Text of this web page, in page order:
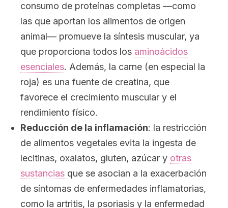
consumo de proteínas completas —como
las que aportan los alimentos de origen
animal— promueve la síntesis muscular, ya
que proporciona todos los aminoácidos
esenciales. Además, la carne (en especial la
roja) es una fuente de creatina, que
favorece el crecimiento muscular y el
rendimiento físico.
Reducción de la inflamación: la restricción
de alimentos vegetales evita la ingesta de
lecitinas, oxalatos, gluten, azúcar y otras
sustancias que se asocian a la exacerbación
de síntomas de enfermedades inflamatorias,
como la artritis, la psoriasis y la enfermedad